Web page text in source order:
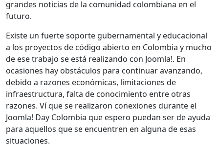
grandes noticias de la comunidad colombiana en el
futuro.
Existe un fuerte soporte gubernamental y educacional
a los proyectos de código abierto en Colombia y mucho
de ese trabajo se está realizando con Joomla!. En
ocasiones hay obstáculos para continuar avanzando,
debido a razones económicas, limitaciones de
infraestructura, falta de conocimiento entre otras
razones. Ví que se realizaron conexiones durante el
Joomla! Day Colombia que espero puedan ser de ayuda
para aquellos que se encuentren en alguna de esas
situaciones.